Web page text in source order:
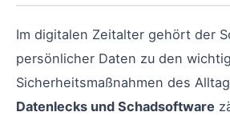
Im digitalen Zeitalter gehört der
persönlicher Daten zu den
Sicherheitsmaßnahmen des
Datenlecks und Schadsoftware